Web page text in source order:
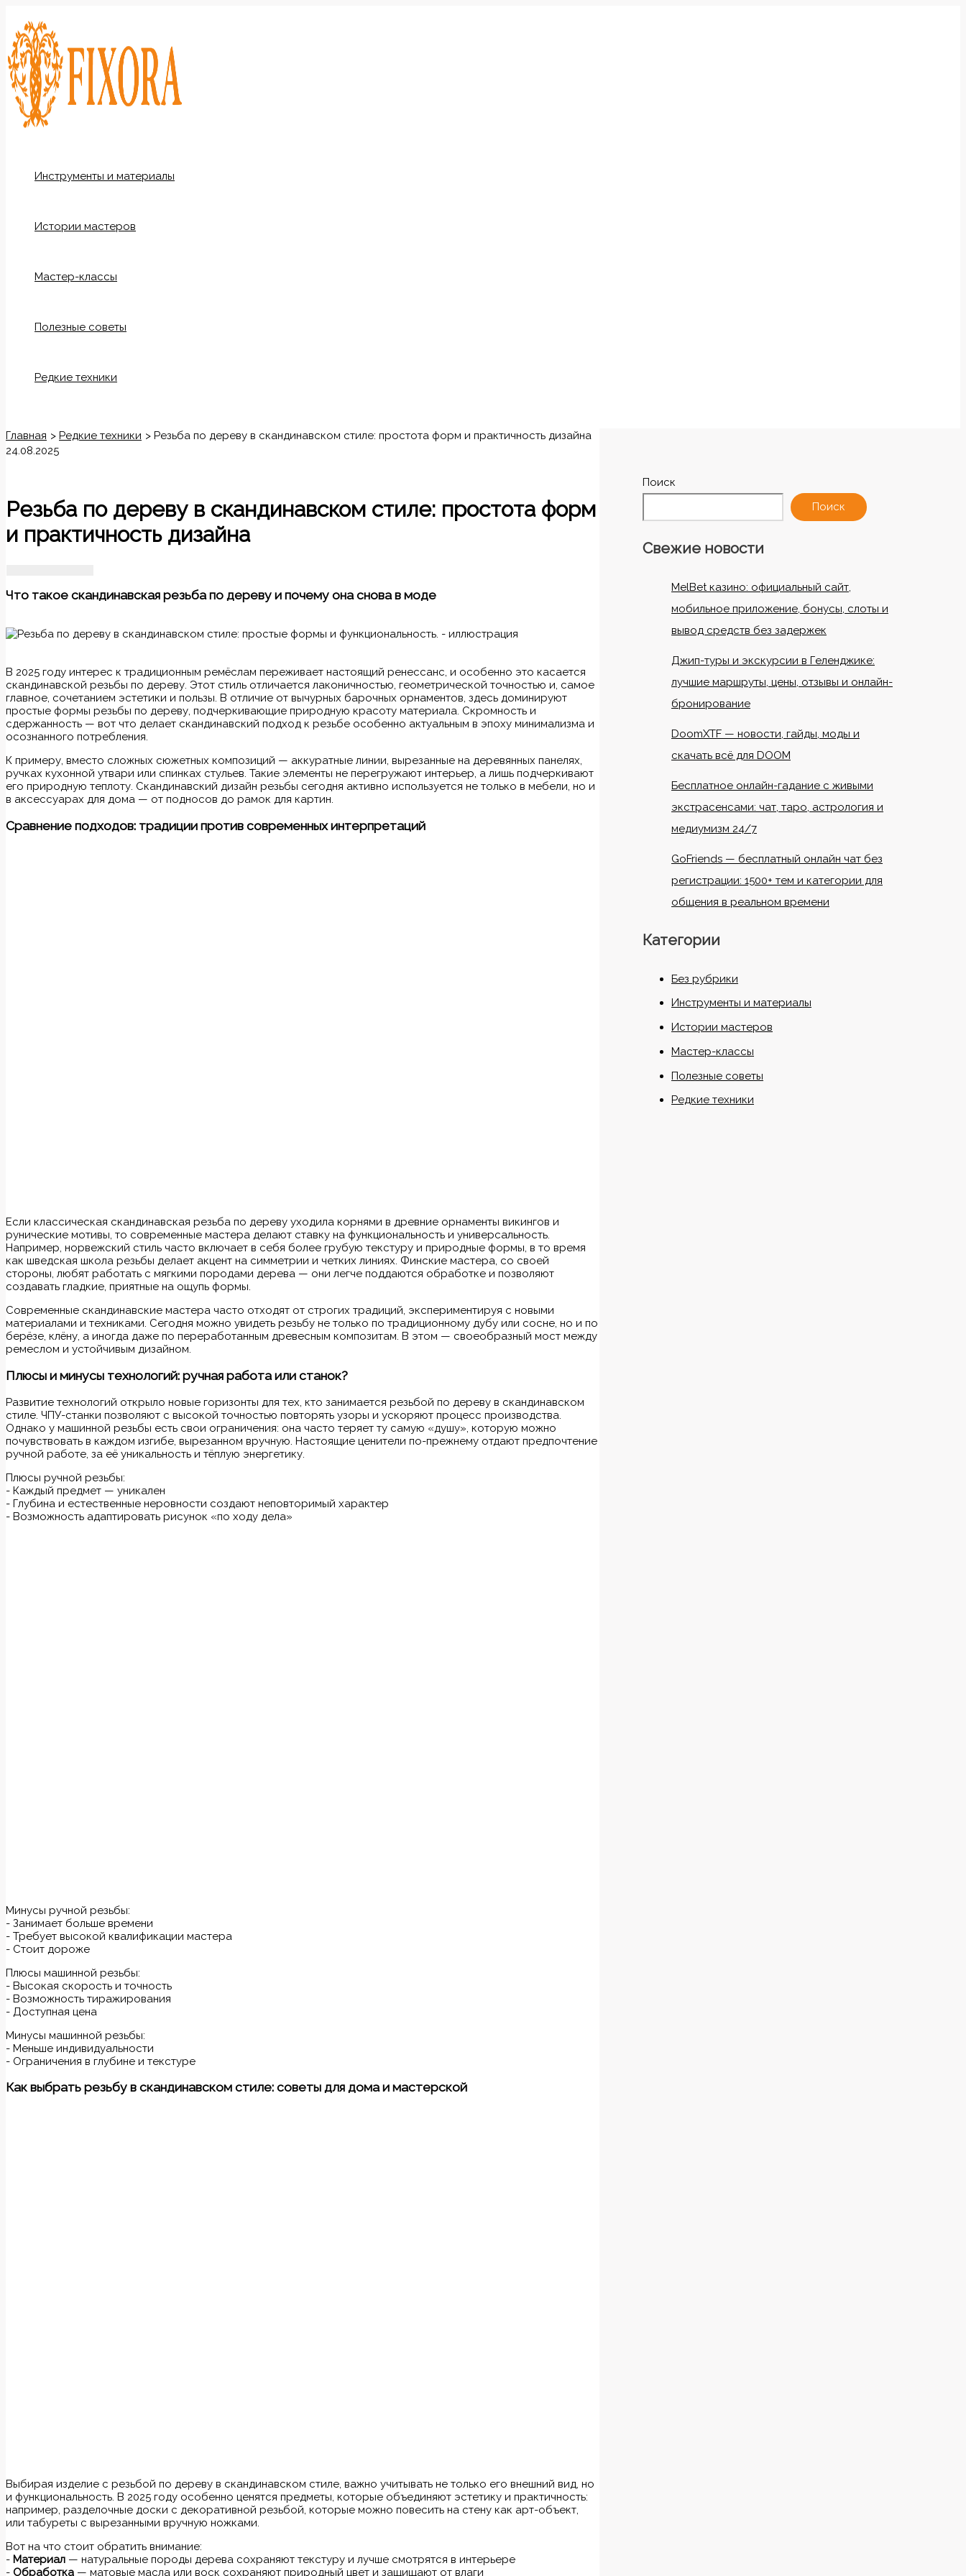
содержимому
Инструменты и материалы
Истории мастеров
Мастер-классы
Полезные советы
Редкие техники
Главная Редкие техники
Резьба по дереву в скандинавском стиле: простота форм и практичность дизайна
24.08.2025
Резьба по дереву в скандинавском стиле: простота форм
и практичность дизайна
Что такое скандинавская резьба по дереву и почему она снова в моде
В 2025 году интерес к традиционным ремёслам переживает настоящий ренессанс, и особенно это касается
скандинавской резьбы по дереву. Этот стиль отличается лаконичностью, геометрической точностью и, самое
главное, сочетанием эстетики и пользы. В отличие от вычурных барочных орнаментов, здесь доминируют
простые формы резьбы по дереву, подчеркивающие природную красоту материала. Скромность и
сдержанность — вот что делает скандинавский подход к резьбе особенно актуальным в эпоху минимализма и
осознанного потребления.
К примеру, вместо сложных сюжетных композиций — аккуратные линии, вырезанные на деревянных панелях,
ручках кухонной утвари или спинках стульев. Такие элементы не перегружают интерьер, а лишь подчеркивают
его природную теплоту. Скандинавский дизайн резьбы сегодня активно используется не только в мебели, но и
в аксессуарах для дома — от подносов до рамок для картин.
Сравнение подходов: традиции против современных интерпретаций
Если классическая скандинавская резьба по дереву уходила корнями в древние орнаменты викингов и
рунические мотивы, то современные мастера делают ставку на функциональность и универсальность.
Например, норвежский стиль часто включает в себя более грубую текстуру и природные формы, в то время
как шведская школа резьбы делает акцент на симметрии и четких линиях. Финские мастера, со своей
стороны, любят работать с мягкими породами дерева — они легче поддаются обработке и позволяют
создавать гладкие, приятные на ощупь формы.
Современные скандинавские мастера часто отходят от строгих традиций, экспериментируя с новыми
материалами и техниками. Сегодня можно увидеть резьбу не только по традиционному дубу или сосне, но и по
берёзе, клёну, а иногда даже по переработанным древесным композитам. В этом — своеобразный мост между
ремеслом и устойчивым дизайном.
Плюсы и минусы технологий: ручная работа или станок?
Развитие технологий открыло новые горизонты для тех, кто занимается резьбой по дереву в скандинавском
стиле. ЧПУ-станки позволяют с высокой точностью повторять узоры и ускоряют процесс производства.
Однако у машинной резьбы есть свои ограничения: она часто теряет ту самую «душу», которую можно
почувствовать в каждом изгибе, вырезанном вручную. Настоящие ценители по-прежнему отдают предпочтение
ручной работе, за её уникальность и тёплую энергетику.
Плюсы ручной резьбы:
- Каждый предмет — уникален
- Глубина и естественные неровности создают неповторимый характер
- Возможность адаптировать рисунок «по ходу дела»
Минусы ручной резьбы:
- Занимает больше времени
- Требует высокой квалификации мастера
- Стоит дороже
Плюсы машинной резьбы:
- Высокая скорость и точность
- Возможность тиражирования
- Доступная цена
Минусы машинной резьбы:
- Меньше индивидуальности
- Ограничения в глубине и текстуре
Как выбрать резьбу в скандинавском стиле: советы для дома и мастерской
Выбирая изделие с резьбой по дереву в скандинавском стиле, важно учитывать не только его внешний вид, но
и функциональность. В 2025 году особенно ценятся предметы, которые объединяют эстетику и практичность:
например, разделочные доски с декоративной резьбой, которые можно повесить на стену как арт-объект,
или табуреты с вырезанными вручную ножками.
Вот на что стоит обратить внимание:
- Материал — натуральные породы дерева сохраняют текстуру и лучше смотрятся в интерьере
- Обработка — матовые масла или воск сохраняют природный цвет и защищают от влаги
Поиск
Поиск
Свежие новости
MelBet казино: официальный сайт,
мобильное приложение, бонусы, слоты и
вывод средств без задержек
Джип-туры и экскурсии в Геленджике:
лучшие маршруты, цены, отзывы и онлайн-
бронирование
DoomXTF — новости, гайды, моды и
скачать всё для DOOM
Бесплатное онлайн-гадание с живыми
экстрасенсами: чат, таро, астрология и
медиумизм 24/7
GoFriends — бесплатный онлайн чат без
регистрации: 1500+ тем и категории для
общения в реальном времени
Категории
Без рубрики
Инструменты и материалы
Истории мастеров
Мастер-классы
Полезные советы
Редкие техники